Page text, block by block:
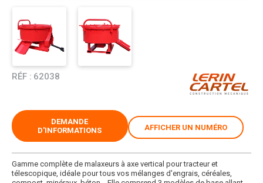
RÉF : 62038
Gamme complète de malaxeurs à axe vertical pour tracteur et
télescopique, idéale pour tous vos mélanges d'engrais, céréales,
DEMANDE
D'INFORMATIONS
AFFICHER UN NUMÉRO